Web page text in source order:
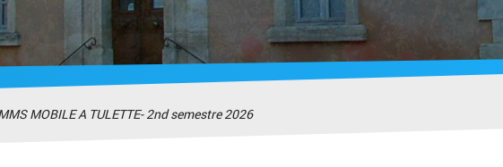
MOBILE A TULETTE- 2nd semestre 2026